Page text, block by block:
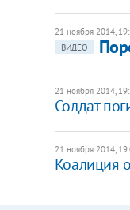
21 ноября 2014,
ВИДЕО
21 ноября 2014,
Солдат
21 ноября 2014,
Коалиция